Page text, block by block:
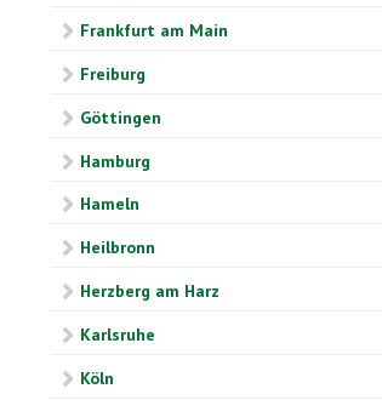
Frankfurt am Main
Freiburg
Göttingen
Hamburg
Hameln
Heilbronn
Herzberg am Harz
Karlsruhe
Köln